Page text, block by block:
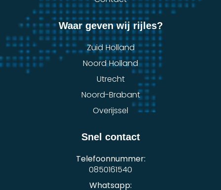
Waar geven wij rijles?
Zuid Holland
Noord Holland
Utrecht
Noord-Brabant
Overijssel
Snel contact
Telefoonnummer:
0850161540
Whatsapp: